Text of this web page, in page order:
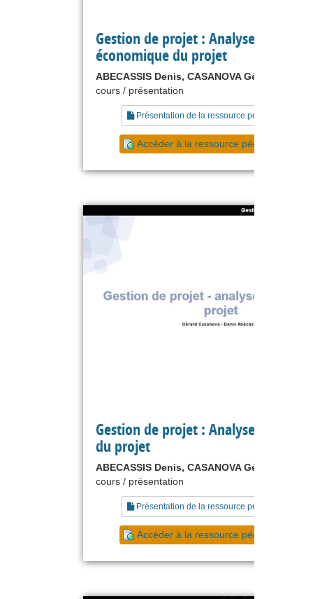
Gestion de projet : Analyse
économique du projet
ABECASSIS Denis, CASANOVA Gérard
cours / présentation
Présentation de la ressource pédagogique
Accéder à la ressource pédagogique
Gestion de projet : Analyse
du projet
ABECASSIS Denis, CASANOVA Gérard
cours / présentation
Présentation de la ressource pédagogique
Accéder à la ressource pédagogique